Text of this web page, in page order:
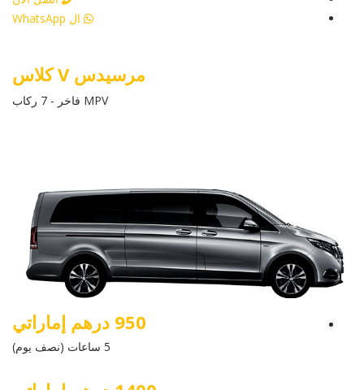
ال WhatsApp
مرسيدس V كلاس
MPV فاخر - 7 ركاب
950 درهم إماراتي
5 ساعات (نصف يوم)